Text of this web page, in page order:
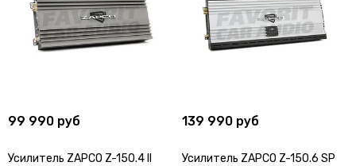
99 990 руб
Усилитель ZAPCO Z-150.4 II
139 990 руб
Усилитель ZAPCO Z-150.6 SP